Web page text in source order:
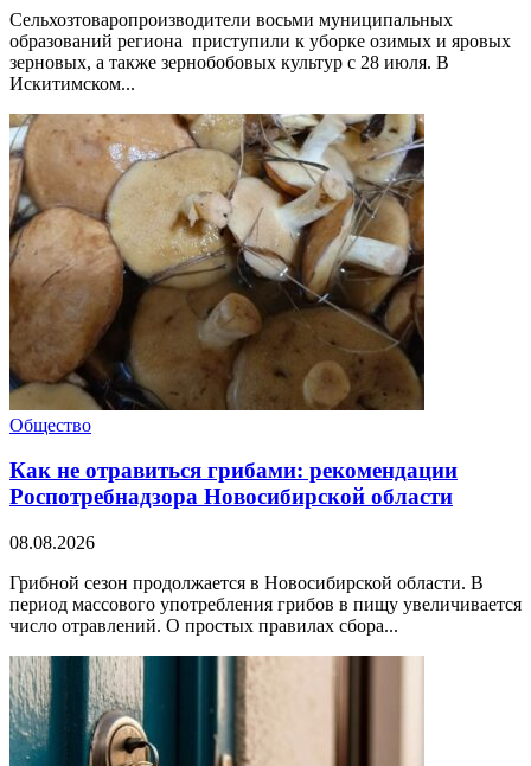
Сельхозтоваропроизводители восьми муниципальных
образований региона приступили к уборке озимых и яровых
зерновых, а также зернобобовых культур с 28 июля. В
Искитимском...
Общество
Как не отравиться грибами: рекомендации
Роспотребнадзора Новосибирской области
08.08.2026
Грибной сезон продолжается в Новосибирской области. В
период массового употребления грибов в пищу увеличивается
число отравлений. О простых правилах сбора...